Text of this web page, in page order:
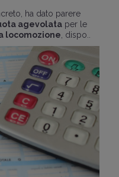
ha dato parere
agevolata per le
locomozione , dispo..